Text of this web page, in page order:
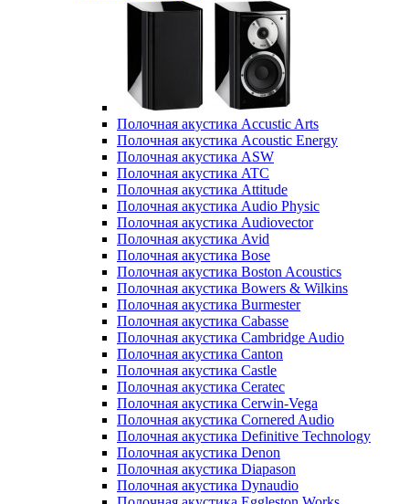
Полочная акустика Accustic Arts
Полочная акустика Acoustic Energy
Полочная акустика ASW
Полочная акустика ATC
Полочная акустика Attitude
Полочная акустика Audio Physic
Полочная акустика Audiovector
Полочная акустика Avid
Полочная акустика Bose
Полочная акустика Boston Acoustics
Полочная акустика Bowers & Wilkins
Полочная акустика Burmester
Полочная акустика Cabasse
Полочная акустика Cambridge Audio
Полочная акустика Canton
Полочная акустика Castle
Полочная акустика Ceratec
Полочная акустика Cerwin-Vega
Полочная акустика Cornered Audio
Полочная акустика Definitive Technology
Полочная акустика Denon
Полочная акустика Diapason
Полочная акустика Dynaudio